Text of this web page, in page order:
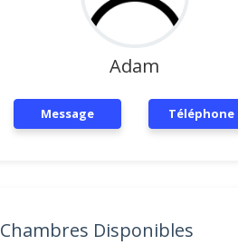
Adam
Message Téléphone
Chambres Disponibles